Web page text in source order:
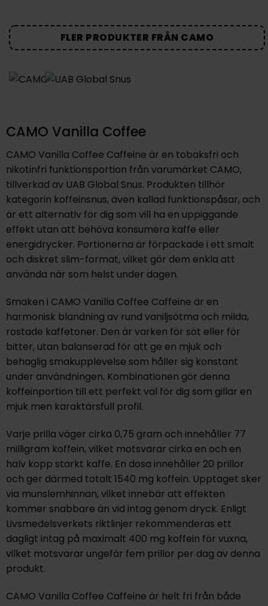
FLER PRODUKTER FRÅN CAMO
CAMO Vanilla Coffee
CAMO Vanilla Coffee Caffeine är en tobaksfri och
nikotinfri funktionsportion från varumärket CAMO,
tillverkad av UAB Global Snus. Produkten tillhör
kategorin koffeinsnus, även kallad funktionspåsar, och
är ett alternativ för dig som vill ha en uppiggande
effekt utan att behöva konsumera kaffe eller
energidrycker. Portionerna är förpackade i ett smalt
och diskret slim-format, vilket gör dem enkla att
använda när som helst under dagen.
Smaken i CAMO Vanilla Coffee Caffeine är en
harmonisk blandning av rund vaniljsötma och milda,
rostade kaffetoner. Den är varken för söt eller för
bitter, utan balanserad för att ge en mjuk och
behaglig smakupplevelse som håller sig konstant
under användningen. Kombinationen gör denna
koffeinportion till ett perfekt val för dig som gillar en
mjuk men karaktärsfull profil.
Varje prilla väger cirka 0,75 gram och innehåller 77
milligram koffein, vilket motsvarar cirka en och en
halv kopp starkt kaffe. En dosa innehåller 20 prillor
och ger därmed totalt 1540 mg koffein. Upptaget sker
via munslemhinnan, vilket innebär att effekten
kommer snabbare än vid intag genom dryck. Enligt
Livsmedelsverkets riktlinjer rekommenderas ett
dagligt intag på maximalt 400 mg koffein för vuxna,
vilket motsvarar ungefär fem prillor per dag av denna
produkt.
CAMO Vanilla Coffee Caffeine är helt fri från både